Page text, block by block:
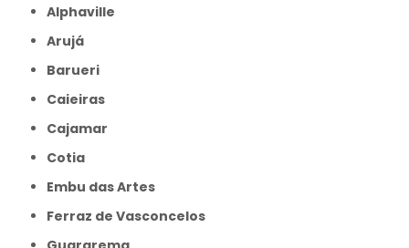
Alphaville
Arujá
Barueri
Caieiras
Cajamar
Cotia
Embu das Artes
Ferraz de Vasconcelos